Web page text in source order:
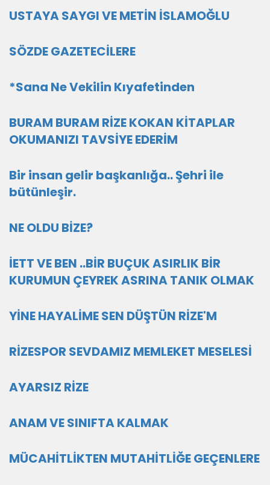
USTAYA SAYGI VE METİN İSLAMOĞLU
SÖZDE GAZETECİLERE
*Sana Ne Vekilin Kıyafetinden
BURAM BURAM RİZE KOKAN KİTAPLAR
OKUMANIZI TAVSİYE EDERİM
Bir insan gelir başkanlığa.. Şehri ile
bütünleşir.
NE OLDU BİZE?
İETT VE BEN ..BİR BUÇUK ASIRLIK BİR
KURUMUN ÇEYREK ASRINA TANIK OLMAK
YİNE HAYALİME SEN DÜŞTÜN RİZE'M
RİZESPOR SEVDAMIZ MEMLEKET MESELESİ
AYARSIZ RİZE
ANAM VE SINIFTA KALMAK
MÜCAHİTLİKTEN MUTAHİTLİĞE GEÇENLERE